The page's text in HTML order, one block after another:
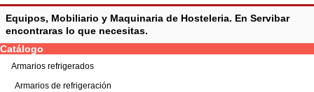
Equipos, Mobiliario y Maquinaria de Hosteleria. En Servibar
encontraras lo que necesitas.
Catálogo
Armarios refrigerados
Armarios de refrigeración